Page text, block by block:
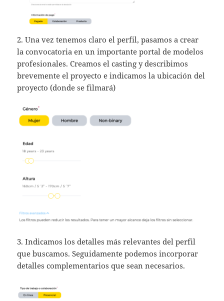
2. Una vez tenemos claro el perfil, pasamos a crear
la convocatoria en un importante portal de modelos
profesionales. Creamos el casting y describimos
brevemente el proyecto e indicamos la ubicación del
proyecto (donde se filmará)
3. Indicamos los detalles más relevantes del perfil
que buscamos. Seguidamente podemos incorporar
detalles complementarios que sean necesarios.